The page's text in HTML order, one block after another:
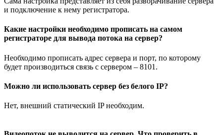
и подключение к нему регистратора.
Какие настройки необходимо прописать на самом
регистраторе для вывода потока на сервер?
Необходимо прописать адрес сервера и порт, по которому
будет производиться связь с сервером – 8101.
Можно ли использовать сервер без белого IP?
Нет, внешний статический IP необходим.